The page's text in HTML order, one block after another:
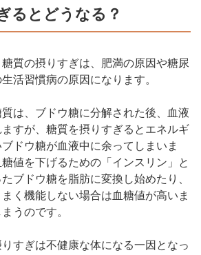
るとどうなる？
質の摂りすぎは、肥満の原因や糖尿
活習慣病の原因になります。
は、ブドウ糖に分解された後、血液
すが、糖質を摂りすぎるとエネルギ
ドウ糖が血液中に余ってしまいま
値を下げるための「インスリン」と
ブドウ糖を脂肪に変換し始めたり、
まく機能しない場合は血糖値が高いま
うのです。
すぎは不健康な体になる一因となっ